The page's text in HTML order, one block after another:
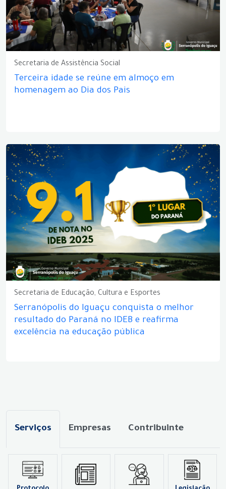
Secretaria de Assistência Social
Terceira idade se reúne em almoço em
homenagem ao Dia dos Pais
Secretaria de Educação, Cultura e Esportes
Serranópolis do Iguaçu conquista o melhor
resultado do Paraná no IDEB e reafirma
excelência na educação pública
Serviços Empresas Contribuinte